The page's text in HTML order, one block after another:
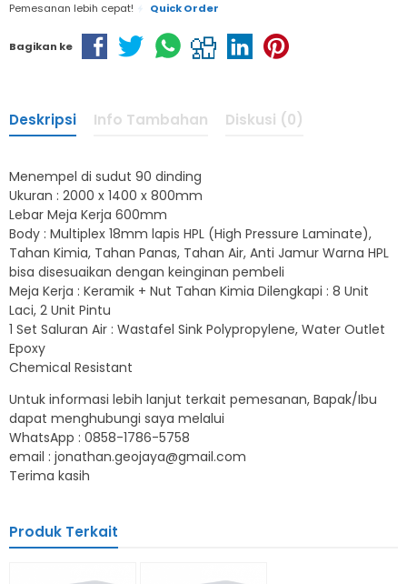
Pemesanan lebih cepat! Quick Order
Bagikan ke
Deskripsi Info Tambahan Diskusi (0)
Menempel di sudut 90 dinding
Ukuran : 2000 x 1400 x 800mm
Lebar Meja Kerja 600mm
Body : Multiplex 18mm lapis HPL (High Pressure Laminate),
Tahan Kimia, Tahan Panas, Tahan Air, Anti Jamur Warna HPL
bisa disesuaikan dengan keinginan pembeli
Meja Kerja : Keramik + Nut Tahan Kimia Dilengkapi : 8 Unit
Laci, 2 Unit Pintu
1 Set Saluran Air : Wastafel Sink Polypropylene, Water Outlet
Epoxy
Chemical Resistant
Untuk informasi lebih lanjut terkait pemesanan, Bapak/Ibu
dapat menghubungi saya melalui
WhatsApp : 0858-1786-5758
email : jonathan.geojaya@gmail.com
Terima kasih
Produk Terkait